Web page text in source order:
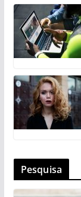
Pesquisa